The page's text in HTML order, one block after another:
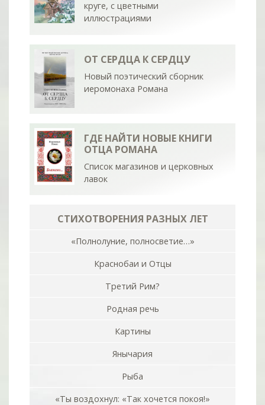
круге, с цветными
иллюстрациями
ОТ СЕРДЦА К СЕРДЦУ
Новый поэтический сборник
иеромонаха Романа
ГДЕ НАЙТИ НОВЫЕ КНИГИ
ОТЦА РОМАНА
Список магазинов и церковных
лавок
СТИХОТВОРЕНИЯ РАЗНЫХ ЛЕТ
«Полнолуние, полносветие…»
Краснобаи и Отцы
Третий Рим?
Родная речь
Картины
Янычария
Рыба
«Ты воздохнул: «Так хочется покоя!»